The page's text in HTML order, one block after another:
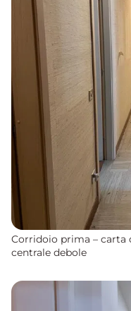
Corridoio prima – carta
centrale debole